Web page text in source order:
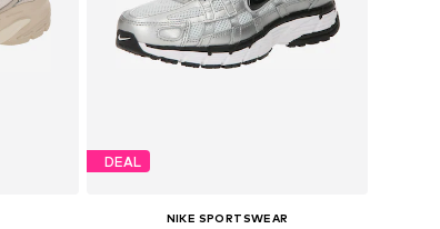
DEAL
NIKE SPORTSWEAR